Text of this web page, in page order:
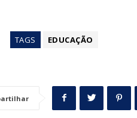
TAGS EDUCAÇÃO